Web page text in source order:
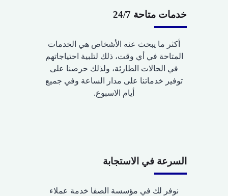
خدمات متاحة 24/7
أكثر ما يبحث عنه الأشخاص هي الخدمات
المتاحة في أي وقت، ذلك لتلبية احتياجاتهم
في الحالات الطارئة، ولذلك حرصنا على
توفير خدماتنا على مدار الساعة وفي جميع
أيام الاسبوع.
السرعة في الاستجابة
نوفر لك في مؤسسة الصفا خدمة عملاء